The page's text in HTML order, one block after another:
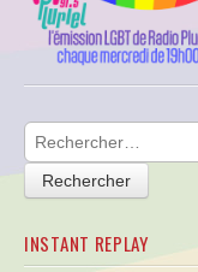
Main menu
Rechercher :
INSTANT REPLAY